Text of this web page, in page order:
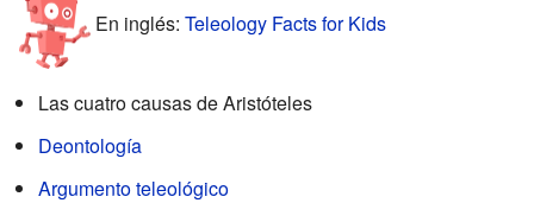
En inglés: Teleology Facts for Kids
Las cuatro causas de Aristóteles
Deontología
Argumento teleológico